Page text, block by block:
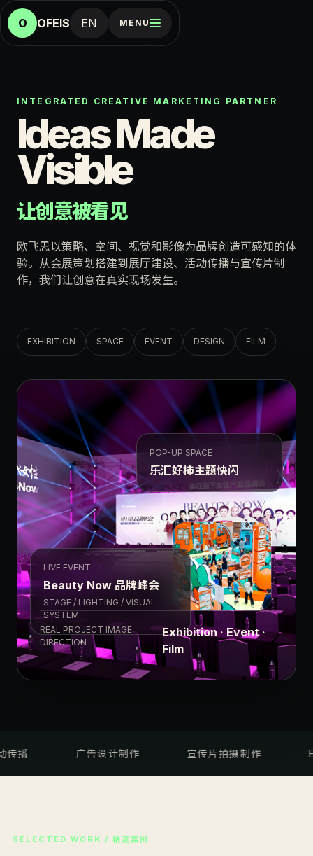
O OFEIS EN MENU
INTEGRATED CREATIVE MARKETING PARTNER
Ideas Made
Visible
让创意被看见
欧飞思以策略、空间、视觉和影像为品牌创造可感知的体
验。从会展策划搭建到展厅建设、活动传播与宣传片制
作，我们让创意在真实现场发生。
EXHIBITION SPACE EVENT DESIGN FILM
LIVE EVENT
Beauty Now 品牌峰会
STAGE / LIGHTING / VISUAL
SYSTEM
POP-UP SPACE
乐汇好柿主题快闪
REAL PROJECT IMAGE
DIRECTION
Exhibition · Event ·
Film
广告设计制作 宣传片拍摄制作
SELECTED WORK / 精选案例